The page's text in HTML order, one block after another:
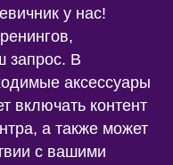
у нас!
запрос. В
аксессуары
включать контент
а также может
с вашими